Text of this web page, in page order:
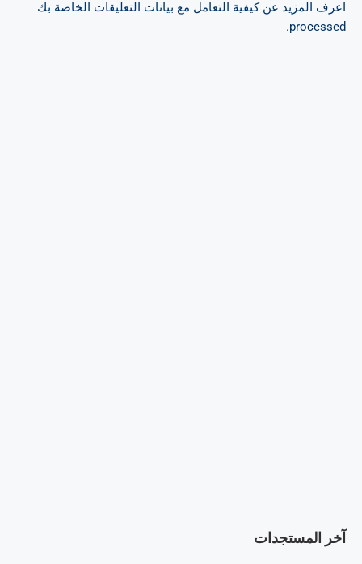
اعرف المزيد عن كيفية التعامل مع بيانات التعليقات الخاصة بك
processed
.
آخر المستجدات